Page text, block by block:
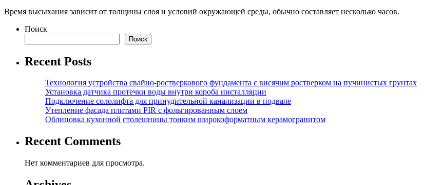
Время высыхания зависит от толщины слоя и условий окружающей среды, обычно составляет несколько часов.
Поиск
Поиск
Recent Posts
Технология устройства свайно-ростверкового фундамента с висячим ростверком на пучинистых грунтах
Установка датчика протечки воды внутри короба инсталляции
Подключение сололифта для принудительной канализации в подвале
Утепление фасада плитами PIR с фольгированным слоем
Облицовка кухонной столешницы тонким широкоформатным керамогранитом
Recent Comments
Нет комментариев для просмотра.